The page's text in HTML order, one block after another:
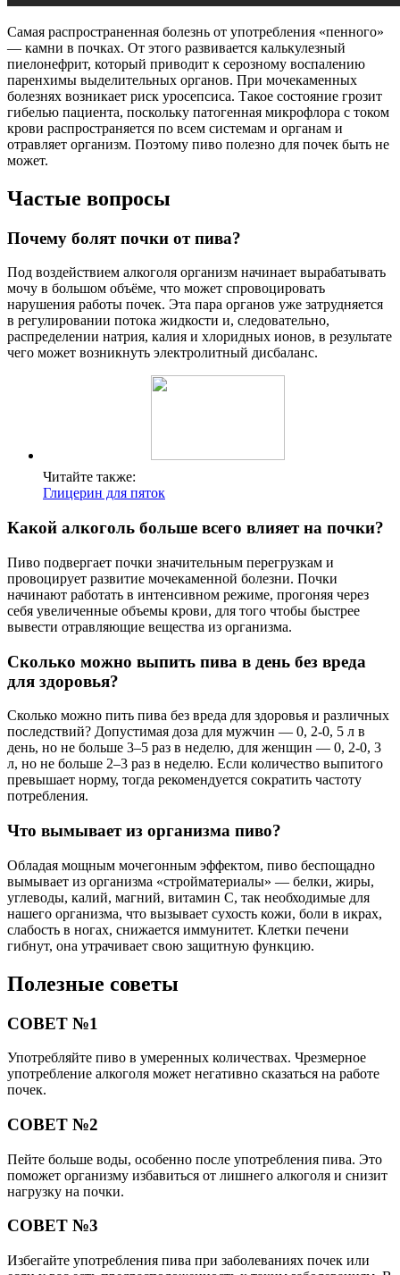
Самая распространенная болезнь от употребления «пенного»
— камни в почках. От этого развивается калькулезный
пиелонефрит, который приводит к серозному воспалению
паренхимы выделительных органов. При мочекаменных
болезнях возникает риск уросепсиса. Такое состояние грозит
гибелью пациента, поскольку патогенная микрофлора с током
крови распространяется по всем системам и органам и
отравляет организм. Поэтому пиво полезно для почек быть не
может.
Частые вопросы
Почему болят почки от пива?
Под воздействием алкоголя организм начинает вырабатывать
мочу в большом объёме, что может спровоцировать
нарушения работы почек. Эта пара органов уже затрудняется
в регулировании потока жидкости и, следовательно,
распределении натрия, калия и хлоридных ионов, в результате
чего может возникнуть электролитный дисбаланс.
Читайте также:
Глицерин для пяток
Какой алкоголь больше всего влияет на почки?
Пиво подвергает почки значительным перегрузкам и
провоцирует развитие мочекаменной болезни. Почки
начинают работать в интенсивном режиме, прогоняя через
себя увеличенные объемы крови, для того чтобы быстрее
вывести отравляющие вещества из организма.
Сколько можно выпить пива в день без вреда
для здоровья?
Сколько можно пить пива без вреда для здоровья и различных
последствий? Допустимая доза для мужчин — 0, 2-0, 5 л в
день, но не больше 3–5 раз в неделю, для женщин — 0, 2-0, 3
л, но не больше 2–3 раз в неделю. Если количество выпитого
превышает норму, тогда рекомендуется сократить частоту
потребления.
Что вымывает из организма пиво?
Обладая мощным мочегонным эффектом, пиво беспощадно
вымывает из организма «стройматериалы» — белки, жиры,
углеводы, калий, магний, витамин С, так необходимые для
нашего организма, что вызывает сухость кожи, боли в икрах,
слабость в ногах, снижается иммунитет. Клетки печени
гибнут, она утрачивает свою защитную функцию.
Полезные советы
СОВЕТ №1
Употребляйте пиво в умеренных количествах. Чрезмерное
употребление алкоголя может негативно сказаться на работе
почек.
СОВЕТ №2
Пейте больше воды, особенно после употребления пива. Это
поможет организму избавиться от лишнего алкоголя и снизит
нагрузку на почки.
СОВЕТ №3
Избегайте употребления пива при заболеваниях почек или